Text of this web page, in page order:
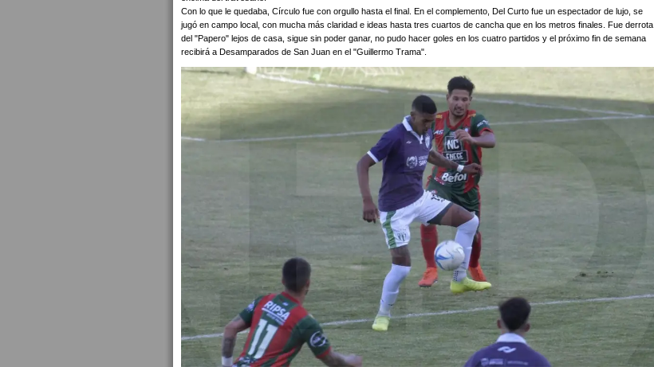
Con lo que le quedaba, Círculo fue con orgullo hasta el final. En el complemento, Del Curto fue un espectador de lujo, se
jugó en campo local, con mucha más claridad e ideas hasta tres cuartos de cancha que en los metros finales. Fue derrota
del "Papero" lejos de casa, sigue sin poder ganar, no pudo hacer goles en los cuatro partidos y el próximo fin de semana
recibirá a Desamparados de San Juan en el "Guillermo Trama".